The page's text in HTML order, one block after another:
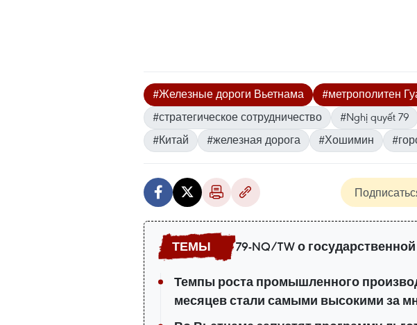
#Железные дороги Вьетнама
#метрополитен
#стратегическое сотрудничество
#Nghị quyết 79
#Китай
#железная дорога #Хошимин
79-NQ/TW о
Темпы роста промышленного
месяцев стали самыми высокими за